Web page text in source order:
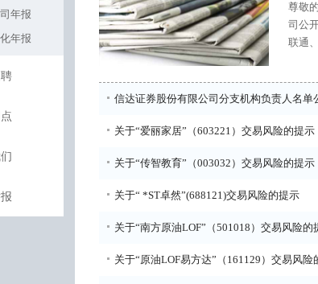
年报
年报
尊敬
司公
联通
信达证券股份有限公司分支机构负责人名单
关于“爱丽家居”（603221）交易风险的提示
关于“传智教育”（003032）交易风险的提示
关于“ *ST卓然”(688121)交易风险的提示
关于“南方原油LOF”（501018）交易风险的
关于“原油LOF易方达”（161129）交易风险